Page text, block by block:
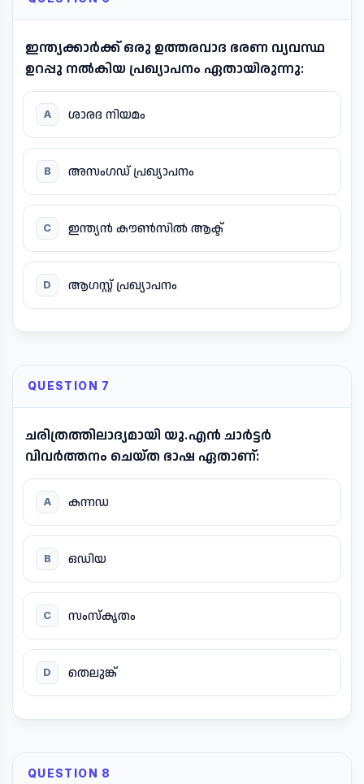
ഇന്ത്യക്കാർക്ക് ഒരു ഉത്തരവാദ ഭരണ വ്യവസ്ഥ
ഉറപ്പു നൽകിയ പ്രഖ്യാപനം ഏതായിരുന്നു:
A ശാരദ നിയമം
B അസംഗഡ് പ്രഖ്യാപനം
C ഇന്ത്യൻ കൗൺസിൽ ആക്ട്
D ആഗസ്റ്റ് പ്രഖ്യാപനം
QUESTION 7
ചരിത്രത്തിലാദ്യമായി യു.എൻ ചാർട്ടർ
വിവർത്തനം ചെയ്ത ഭാഷ ഏതാണ്:
A കന്നഡ
B ഒഡിയ
C സംസ്കൃതം
D തെലുങ്ക്
QUESTION 8